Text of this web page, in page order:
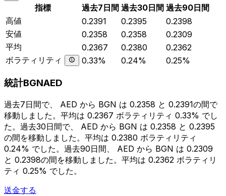
指標 過去7日間 過去30日間 過去90日間
高値
0.2391 0.2395
0.2398
安値
0.2358 0.2358
0.2309
平均
0.2367 0.2380
0.2362
ボラティリティ
0.33% 0.24% 0.25%
統計BGNAED
過去7日間で、 AED から BGN は 0.2358 と 0.2391の間で
移動しました。平均は 0.2367 ボラティリティ 0.33% でし
た。過去30日間で、 AED から BGN は 0.2358 と 0.2395
の間を移動しました。平均は 0.2380 ボラティリティ
0.24% でした。過去90日間、 AED から BGN は 0.2309
と 0.2398の間を移動しました。平均は 0.2362 ボラティリ
ティ 0.25% でした。
送金する